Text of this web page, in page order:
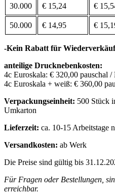
30.000 € 15,24 €
50.000 € 14,95 €
-Kein Rabatt für
anteilige Drucknebenkosten:
4c Euroskala: € 320,00 pauschal
4c Euroskala + weiß: € 360,00
Verpackungseinheit: 500 Stück
Umkarton
Lieferzeit: ca. 10-15 Arbeitstage
Versandkosten: ab Werk
Die Preise sind gültig bis
Für Fragen oder Bestellungen,
erreichbar.